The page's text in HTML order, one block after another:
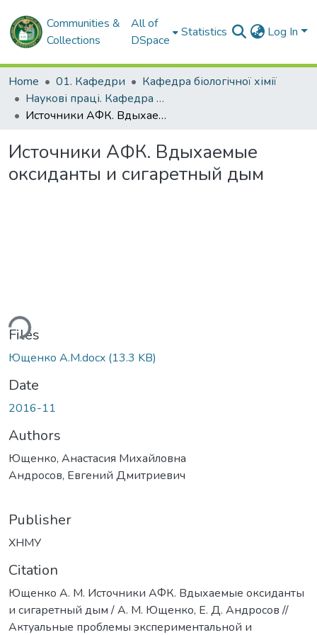
Communities &
Collections
All of
DSpace
Statistics Log In
Home 01. Кафедри
Кафедра біологічної хімії
Наукові праці. Кафедра біологічної хімії
Источники АФК. Вдыхаемые оксиданты и сигаретный дым
Источники АФК. Вдыхаемые
оксиданты и сигаретный дым
Files
Ющенко А.М.docx (13.3 KB)
Date
2016-11
Authors
Ющенко, Анастасия Михайловна
Андросов, Евгений Дмитриевич
Publisher
ХНМУ
Citation
Ющенко А. М. Источники АФК. Вдыхаемые оксиданты
и сигаретный дым / А. М. Ющенко, Е. Д. Андросов //
Актуальные проблемы экспериментальной и